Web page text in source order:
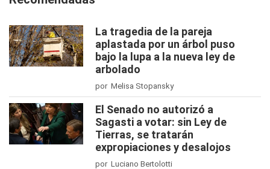
La tragedia de la pareja
aplastada por un árbol puso
bajo la lupa a la nueva ley de
arbolado
por Melisa Stopansky
El Senado no autorizó a
Sagasti a votar: sin Ley de
Tierras, se tratarán
expropiaciones y desalojos
por Luciano Bertolotti